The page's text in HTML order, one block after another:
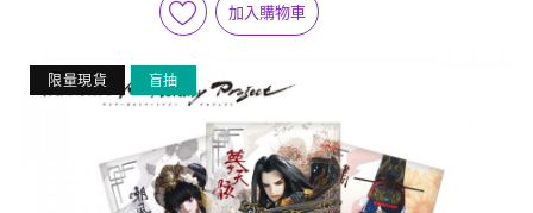
加入購物車
限量現貨 盲抽